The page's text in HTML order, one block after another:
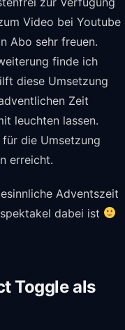
Video bei Youtube
Abo sehr freuen.
finde ich
diese Umsetzung
Zeit
leuchten lassen.
die Umsetzung
erreicht.
Adventszeit
dabei ist
Toggle als